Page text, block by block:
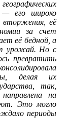
— его широко
её
за счет
её бедной, а
урожай. Но с
превратить
делая их
так,
на
Это могло
периоды